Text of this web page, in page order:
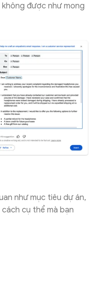
được như mong
như mục tiêu dự án,
cụ thể mà bạn